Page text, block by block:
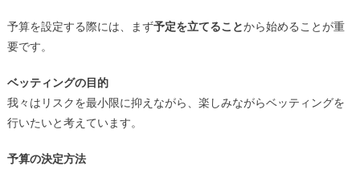
予算を設定する際には、まず予定を立てることから始めることが重
要です。
ベッティングの目的
我々はリスクを最小限に抑えながら、楽しみながらベッティングを
行いたいと考えています。
予算の決定方法